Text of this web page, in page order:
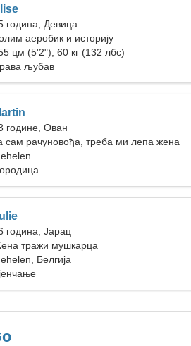
година, Девица
аеробик и историју
цм (5'2"), 60 кг (132 лбс)
љубав
године, Ован
сам рачуновођа, треба ми лепа жена
година, Јарац
тражи мушкарца
Белгија